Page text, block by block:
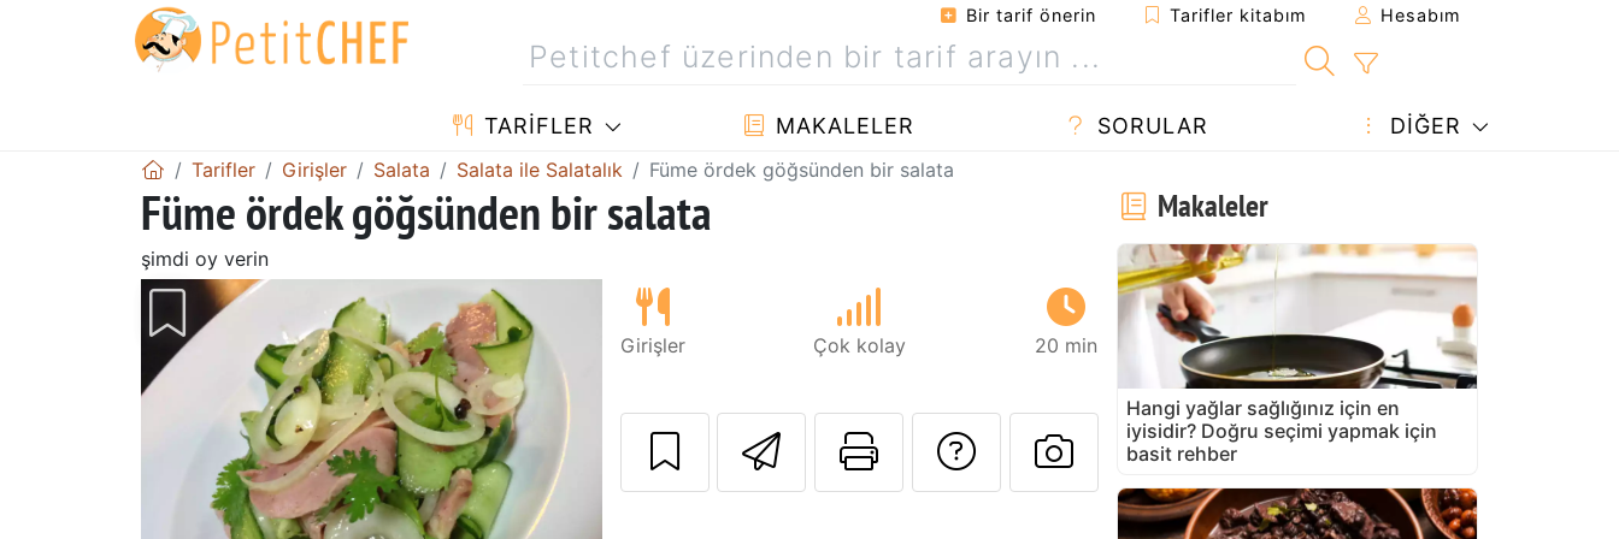
Bir tarif önerin Tarifler kitabım Hesabım
TARIFLER MAKALELER SORULAR DIĞER
Tarifler Girişler Salata Salata ile Salatalık Füme ördek göğsünden bir salata
Füme ördek göğsünden bir salata
şimdi oy verin
Girişler Çok kolay 20 min
Arkadaşına bu tarifi gönder
Bu sayfayı yazdır
Tarif sahibine bir soru sorun
Bu tarifin fotoğrafını
Makaleler
Hangi yağlar sağlığınız için en
iyisidir? Doğru seçimi yapmak için
basit rehber